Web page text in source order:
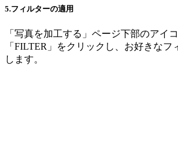
5.フィルターの適用
「写真を加工する」ページ下部のアイ
「FILTER」をクリックし、お好きなフ
します。